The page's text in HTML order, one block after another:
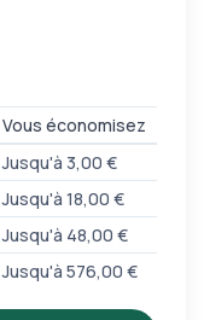
Vous économisez
Jusqu'à 3,00 €
Jusqu'à 18,00 €
Jusqu'à 48,00 €
Jusqu'à 576,00 €